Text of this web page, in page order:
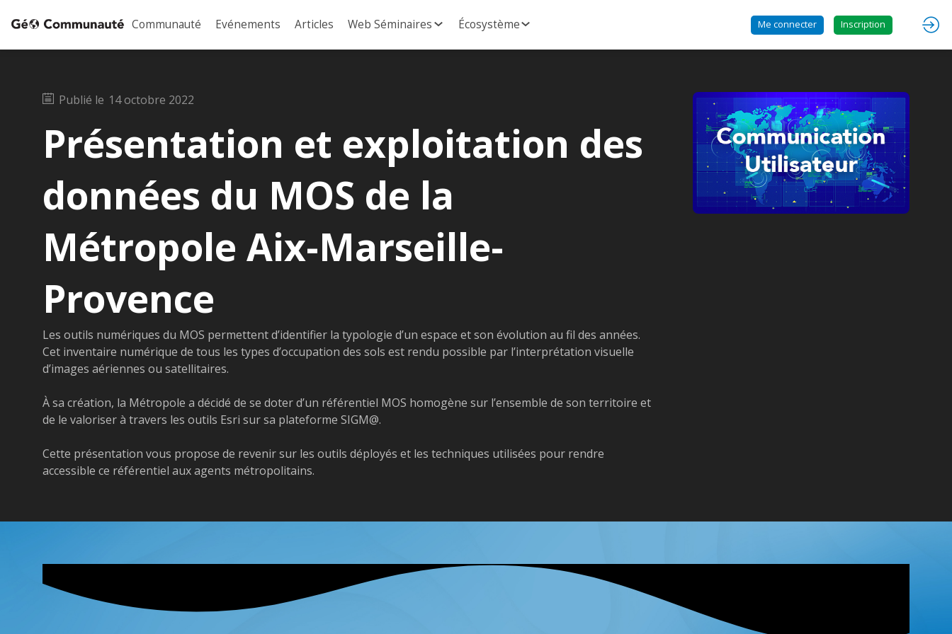
Communauté Evénements Articles Web Séminaires Écosystème Me connecter Inscription
Publié le 14 octobre 2022
Présentation et exploitation des
données du MOS de la
Métropole Aix-Marseille-
Provence
Les outils numériques du MOS permettent d’identifier la typologie d’un espace et son évolution au fil des années.
Cet inventaire numérique de tous les types d’occupation des sols est rendu possible par l’interprétation visuelle
d’images aériennes ou satellitaires.
À sa création, la Métropole a décidé de se doter d’un référentiel MOS homogène sur l’ensemble de son territoire et
de le valoriser à travers les outils Esri sur sa plateforme SIGM@.
Cette présentation vous propose de revenir sur les outils déployés et les techniques utilisées pour rendre
accessible ce référentiel aux agents métropolitains.